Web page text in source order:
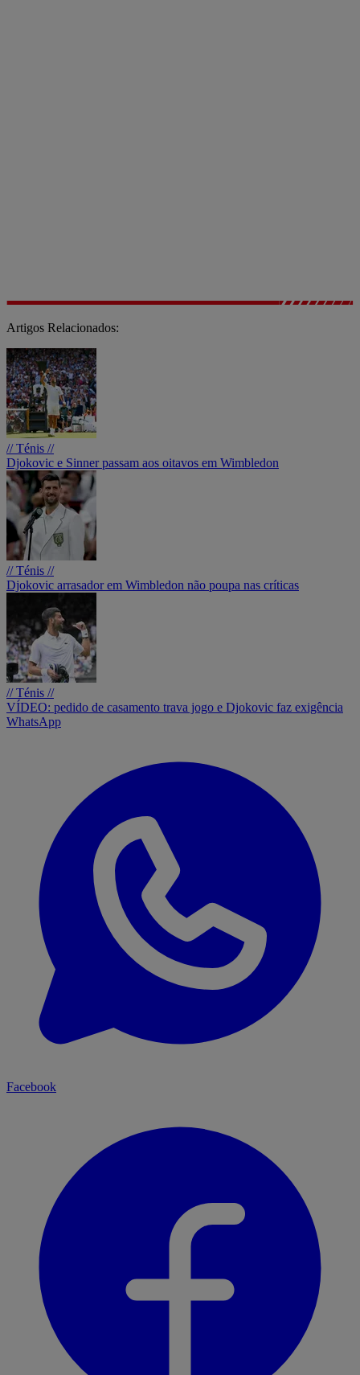
Artigos Relacionados:
// Ténis //
Djokovic e Sinner passam aos oitavos em Wimbledon
// Ténis //
Djokovic arrasador em Wimbledon não poupa nas críticas
// Ténis //
VÍDEO: pedido de casamento trava jogo e Djokovic faz exigência
WhatsApp
Facebook